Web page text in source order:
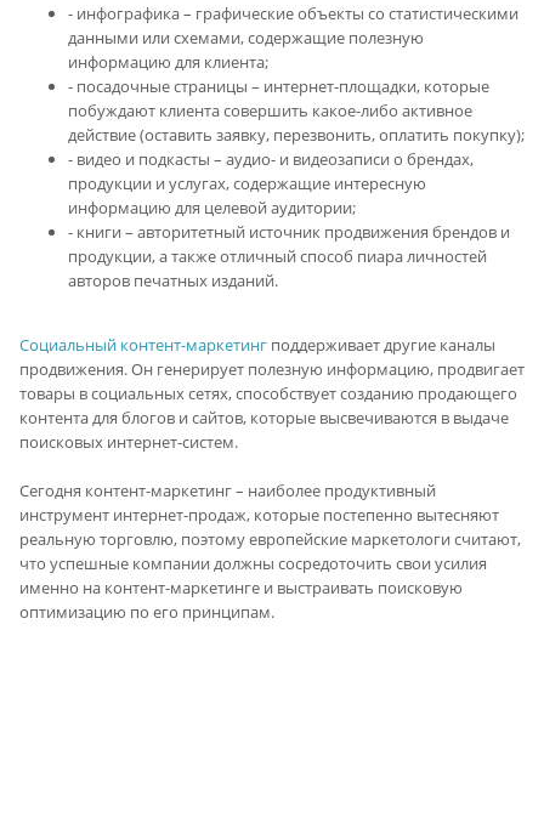
- инфографика – графические объекты со статистическими
данными или схемами, содержащие полезную
информацию для клиента;
- посадочные страницы – интернет-площадки, которые
побуждают клиента совершить какое-либо активное
действие (оставить заявку, перезвонить, оплатить покупку);
- видео и подкасты – аудио- и видеозаписи о брендах,
продукции и услугах, содержащие интересную
информацию для целевой аудитории;
- книги – авторитетный источник продвижения брендов и
продукции, а также отличный способ пиара личностей
авторов печатных изданий.
Социальный контент-маркетингподдерживает другие каналы
продвижения. Он генерирует полезную информацию, продвигает
товары в социальных сетях, способствует созданию продающего
контента для блогов и сайтов, которые высвечиваются в выдаче
поисковых интернет-систем.
Сегодня контент-маркетинг – наиболее продуктивный
инструмент интернет-продаж, которые постепенно вытесняют
реальную торговлю, поэтому европейские маркетологи считают,
что успешные компании должны сосредоточить свои усилия
именно на контент-маркетинге и выстраивать поисковую
оптимизацию по его принципам.